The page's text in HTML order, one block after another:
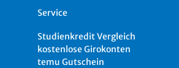
Service
Studienkredit Vergleich
kostenlose Girokonten
temu Gutschein